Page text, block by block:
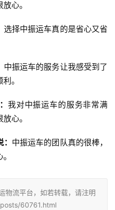
心。
选择中振运车真的是省心又省
中振运车的服务让我感受到了
。
我对中振运车的服务非常满
心。
中振运车的团队真的很棒，
物流平台，如若转载，请注明
60761.html